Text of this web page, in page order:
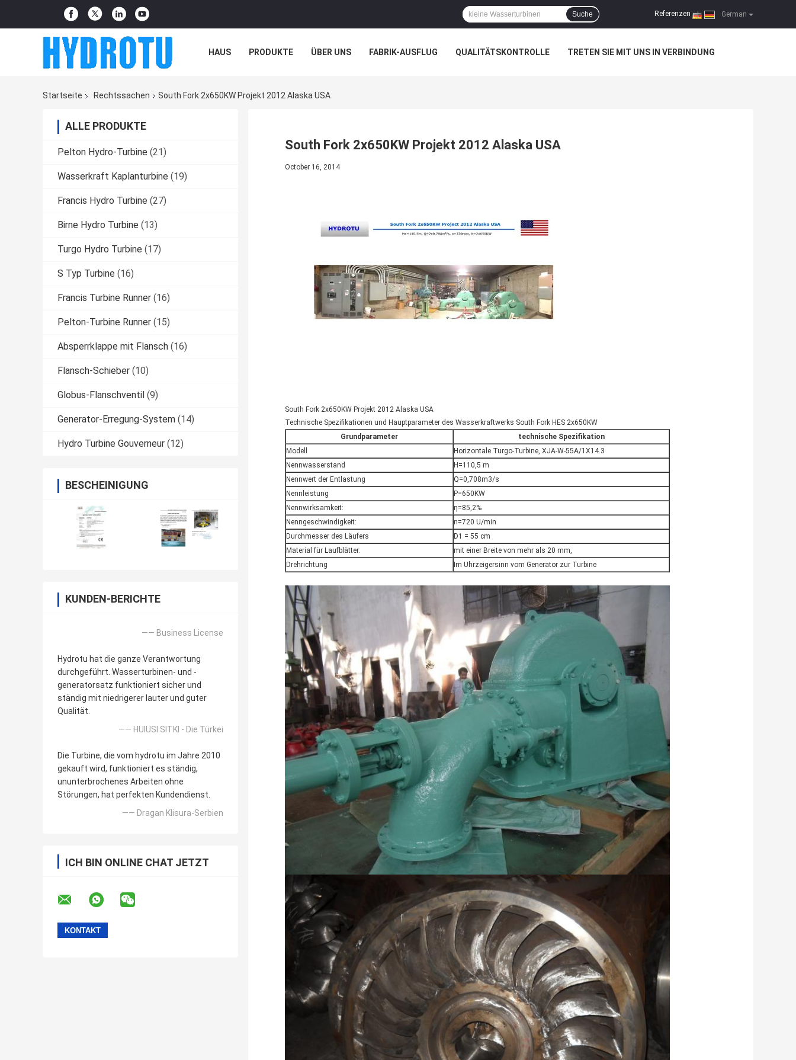
German
Referenzen |
Suche
HAUS PRODUKTE ÜBER UNS FABRIK-AUSFLUG QUALITÄTSKONTROLLE TRETEN SIE MIT UNS IN VERBINDUNG
Startseite
Rechtssachen South Fork 2x650KW Projekt 2012 Alaska USA
ALLE PRODUKTE
Pelton Hydro-Turbine (21)
Wasserkraft Kaplanturbine (19)
Francis Hydro Turbine (27)
Birne Hydro Turbine (13)
Turgo Hydro Turbine (17)
S Typ Turbine (16)
Francis Turbine Runner (16)
Pelton-Turbine Runner (15)
Absperrklappe mit Flansch (16)
Flansch-Schieber (10)
Globus-Flanschventil (9)
Generator-Erregung-System (14)
Hydro Turbine Gouverneur (12)
BESCHEINIGUNG
KUNDEN-BERICHTE
—— Business License
Hydrotu hat die ganze Verantwortung
durchgeführt. Wasserturbinen- und -
generatorsatz funktioniert sicher und
ständig mit niedrigerer lauter und guter
Qualität.
—— HUlUSI SITKI - Die Türkei
Die Turbine, die vom hydrotu im Jahre 2010
gekauft wird, funktioniert es ständig,
ununterbrochenes Arbeiten ohne
Störungen, hat perfekten Kundendienst.
—— Dragan Klisura-Serbien
ICH BIN ONLINE CHAT JETZT
South Fork 2x650KW Projekt 2012 Alaska USA
October 16, 2014
South Fork 2x650KW Projekt 2012 Alaska USA
Technische Spezifikationen und Hauptparameter des Wasserkraftwerks South Fork HES 2x650KW
Grundparameter
technische Spezifikation
Modell
Horizontale Turgo-Turbine, XJA-W-55A/1X14.3
Nennwasserstand
H=110,5 m
Nennwert der Entlastung
Q=0,708m3/s
Nennleistung
P=650KW
Nennwirksamkeit:
η=85,2%
Nenngeschwindigkeit:
n=720 U/min
Durchmesser des Läufers
D1 = 55 cm
Material für Laufblätter:
mit einer Breite von mehr als 20 mm,
Drehrichtung
Im Uhrzeigersinn vom Generator zur Turbine